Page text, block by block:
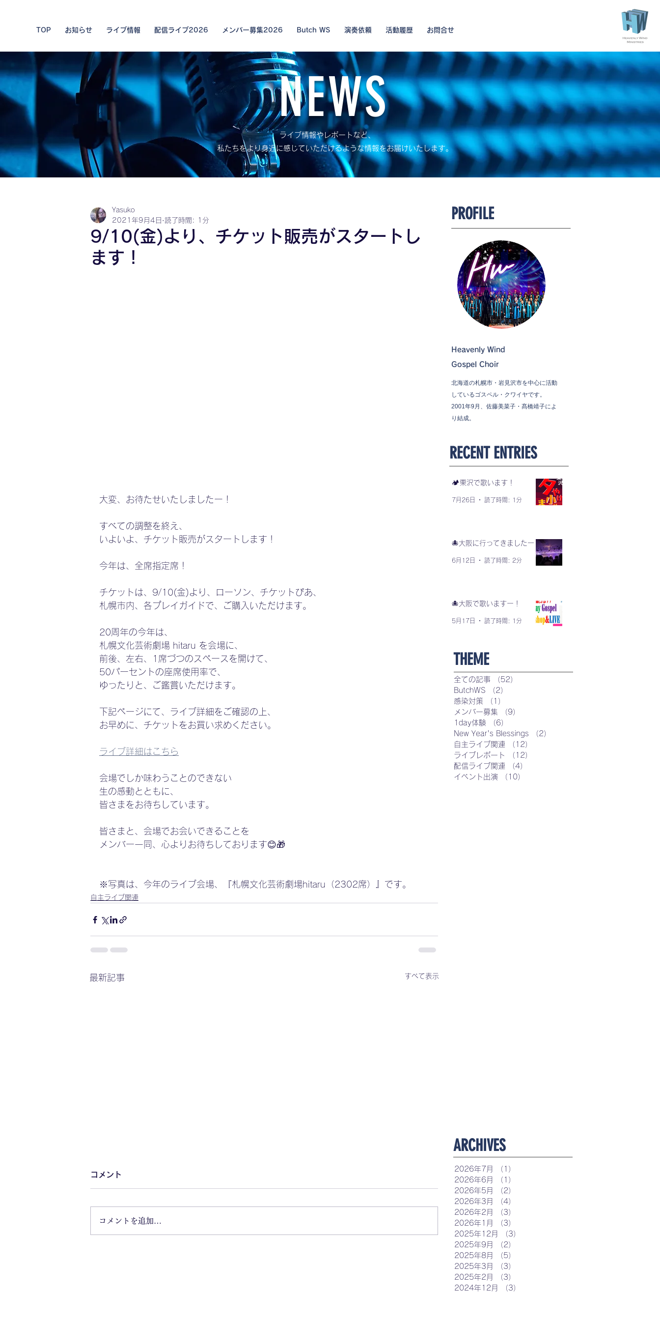
TOP お知らせ ライブ情報 配信ライブ2026 メンバー募集2026 Butch WS 演奏依頼 活動履歴 お問合せ
ライブ情報やレポートなど、
私たちをより身近に感じていただけるような情報をお届けいたします。
NEWS
9/10(金)より、チケット販売がスタートし
ます！
Yasuko
2021年9月4日 読了時間: 1分
大変、お待たせいたしましたー！
すべての調整を終え、
いよいよ、チケット販売がスタートします！
今年は、全席指定席！
チケットは、9/10(金)より、ローソン、チケットぴあ、
札幌市内、各プレイガイドで、ご購入いただけます。
20周年の今年は、
札幌文化芸術劇場 hitaru を会場に、
前後、左右、1席づつのスペースを開けて、
50パーセントの座席使用率で、
ゆったりと、ご鑑賞いただけます。
下記ページにて、ライブ詳細をご確認の上、
お早めに、チケットをお買い求めください。
ライブ詳細はこちら
会場でしか味わうことのできない
生の感動とともに、
皆さまをお待ちしています。
皆さまと、会場でお会いできることを
メンバー一同、心よりお待ちしております😊🎁
※写真は、今年のライブ会場、『札幌文化芸術劇場hitaru（2302席）』です。
自主ライブ関連
最新記事 すべて表示
🔥いよいよ明日！
援して頂けると、 とても嬉しいです
コメント
コメントを追加…
PROFILE
Heavenly Wind
Gospel Choir
北海道の札幌市・岩見沢市を中心に活動
しているゴスペル・クワイヤです。
2001年9月、佐藤美菜子・髙橋靖子によ
り結成。
​RECENT ENTRIES
🏕️栗沢で歌います！
7月26日 読了時間: 1分
🐙大阪に行ってきましたー！
6月12日 読了時間: 2分
🐙大阪で歌いますー！
5月17日 読了時間: 1分
​THEME
全ての記事 （52）
ButchWS
（2）
感染対策
（1）
メンバー募集
（9）
1day体験
（6）
New Year's Blessings
（2）
自主ライブ関連
（12）
ライブレポート
（12）
配信ライブ関連
（4）
イベント出演
（10）
​ARCHIVES
2026年7月 （1）
2026年6月
（1）
2026年5月
（2）
2026年3月
（4）
2026年2月
（3）
2026年1月
（3）
2025年12月
（3）
2025年9月
（2）
2025年8月
（5）
2025年3月
（3）
2025年2月
（3）
2024年12月
（3）